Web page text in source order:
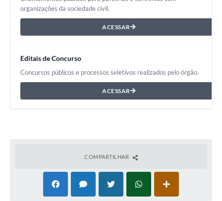
organizações da sociedade civil.
ACESSAR
Editais de Concurso
Concursos públicos e processos seletivos realizados pelo órgão.
ACESSAR
COMPARTILHAR